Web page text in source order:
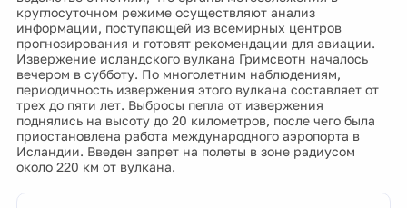
круглосуточном режиме осуществляют анализ
информации, поступающей из всемирных центров
прогнозирования и готовят рекомендации для авиации.
Извержение исландского вулкана Гримсвотн началось
вечером в субботу. По многолетним наблюдениям,
периодичность извержения этого вулкана составляет от
трех до пяти лет. Выбросы пепла от извержения
поднялись на высоту до 20 километров, после чего была
приостановлена работа международного аэропорта в
Исландии. Введен запрет на полеты в зоне радиусом
около 220 км от вулкана.